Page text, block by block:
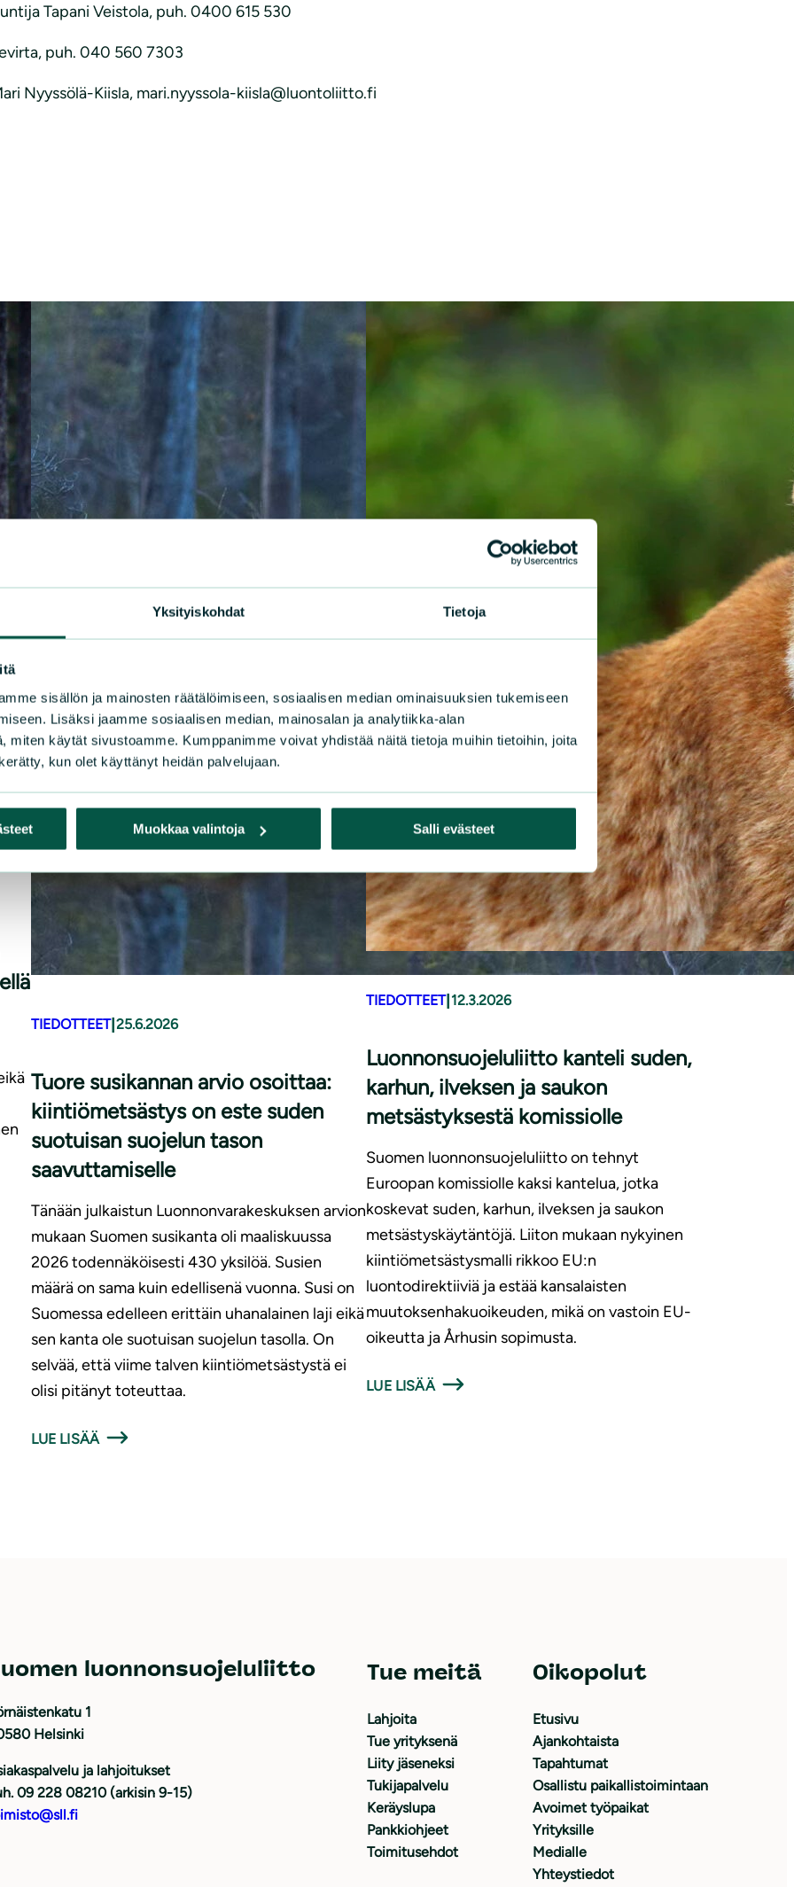
Yksityiskohdat Tietoja
sisällön ja mainosten räätälöimiseen, sosiaalisen median ominaisuuksien tukemiseen
Lisäksi jaamme sosiaalisen median, mainosalan ja analytiikka-alan
miten käytät sivustoamme. Kumppanimme voivat yhdistää näitä tietoja muihin tietoihin, joita
kun olet käyttänyt heidän palvelujaan.
Muokkaa valintoja Salli evästeet
Tapani Veistola, puh. 0400 615 530
puh. 040 560 7303
Nyyssölä-Kiisla, mari.nyyssola-kiisla@luontoliitto.fi
TIEDOTTEET| 25.6.2026
Tuore susikannan arvio osoittaa:
kiintiömetsästys on este suden
suotuisan suojelun tason
saavuttamiselle
Tänään julkaistun Luonnonvarakeskuksen arvion
mukaan Suomen susikanta oli maaliskuussa
2026 todennäköisesti 430 yksilöä. Susien
määrä on sama kuin edellisenä vuonna. Susi on
Suomessa edelleen erittäin uhanalainen laji eikä
sen kanta ole suotuisan suojelun tasolla. On
selvää, että viime talven kiintiömetsästystä ei
olisi pitänyt toteuttaa.
LUE LISÄÄ
TIEDOTTEET| 12.3.2026
Luonnonsuojeluliitto kanteli suden,
karhun, ilveksen ja saukon
metsästyksestä komissiolle
Suomen luonnonsuojeluliitto on tehnyt
Euroopan komissiolle kaksi kantelua, jotka
koskevat suden, karhun, ilveksen ja saukon
metsästyskäytäntöjä. Liiton mukaan nykyinen
kiintiömetsästysmalli rikkoo EU:n
luontodirektiiviä ja estää kansalaisten
muutoksenhakuoikeuden, mikä on vastoin EU-
oikeutta ja Århusin sopimusta.
LUE LISÄÄ
luonnonsuojeluliitto
1
Helsinki
ja lahjoitukset
09 228 08210 (arkisin 9-15)
Tue meitä
Lahjoita
Tue yrityksenä
Liity jäseneksi
Tukijapalvelu
Keräyslupa
Pankkiohjeet
Toimitusehdot
Oikopolut
Etusivu
Ajankohtaista
Tapahtumat
Osallistu paikallistoimintaan
Avoimet työpaikat
Yrityksille
Medialle
Yhteystiedot